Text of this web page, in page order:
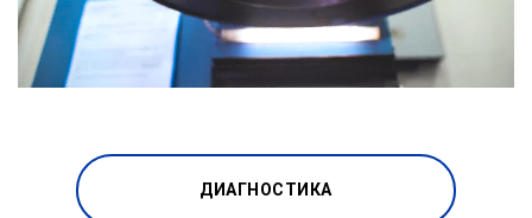
ДИАГНОСТИКА